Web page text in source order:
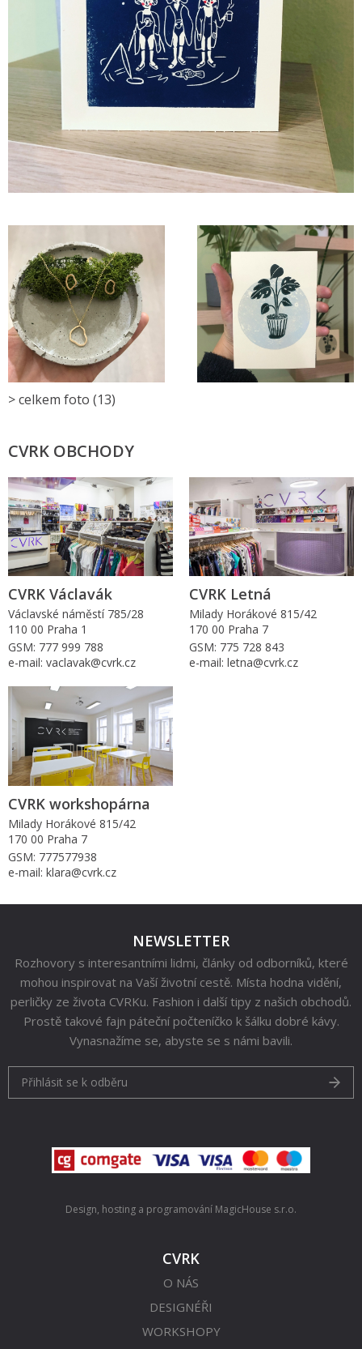
> celkem foto (13)
CVRK OBCHODY
CVRK Václavák
Václavské náměstí 785/28
110 00 Praha 1
GSM: 777 999 788
e-mail: vaclavak@cvrk.cz
CVRK Letná
Milady Horákové 815/42
170 00 Praha 7
GSM: 775 728 843
e-mail: letna@cvrk.cz
CVRK workshopárna
Milady Horákové 815/42
170 00 Praha 7
GSM: 777577938
e-mail: klara@cvrk.cz
Design, hosting a programování MagicHouse s.r.o.
CVRK
O NÁS
DESIGNÉŘI
WORKSHOPY
NEWSLETTER
Rozhovory s interesantními lidmi, články od odborníků, které
mohou inspirovat na Vaší životní cestě. Místa hodna vidění,
perličky ze života CVRKu. Fashion i další tipy z našich obchodů.
Prostě takové fajn páteční počteníčko k šálku dobré kávy.
Vynasnažíme se, abyste se s námi bavili.
Přihlásit se k odběru